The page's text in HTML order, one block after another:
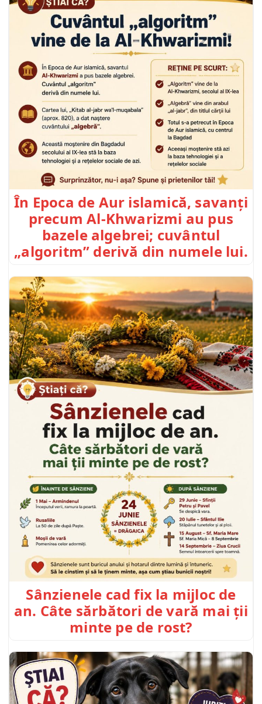
În Epoca de Aur islamică, savanți
precum Al-Khwarizmi au pus
bazele algebrei; cuvântul
„algoritm” derivă din numele lui.
Sânzienele cad fix la mijloc de
an. Câte sărbători de vară mai ții
minte pe de rost?